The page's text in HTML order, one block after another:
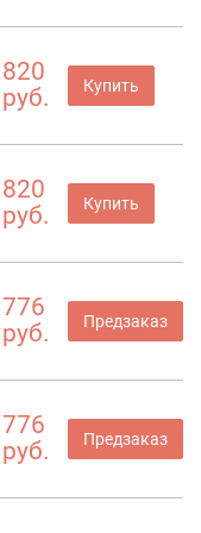
820
руб.
Купить
820
руб.
Купить
776
руб.
Предзаказ
776
руб.
Предзаказ